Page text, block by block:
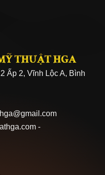
THUẬT HGA
Ấp 2, Vĩnh Lộc A, Bình
-